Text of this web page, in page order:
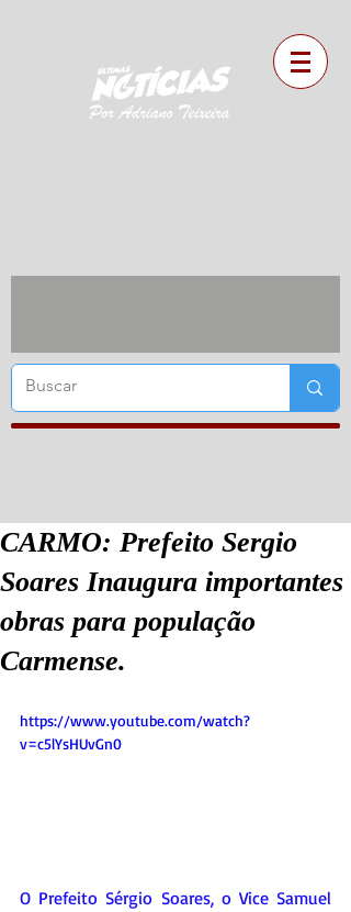
CARMO: Prefeito Sergio
Soares Inaugura importantes
obras para população
Carmense.
https://www.youtube.com/watch?
v=c5lYsHUvGn0
O Prefeito Sérgio Soares, o Vice Samuel